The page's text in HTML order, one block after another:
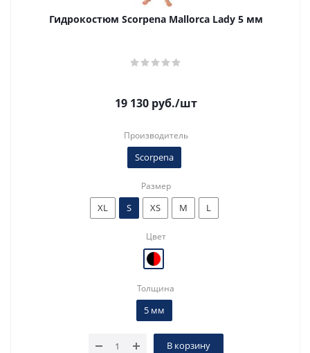
Гидрокостюм Scorpena Mallorca Lady 5 мм
19 130руб./шт
Производитель
Scorpena
Размер
XL S XS M L
Цвет
Толщина
5 мм
В корзину